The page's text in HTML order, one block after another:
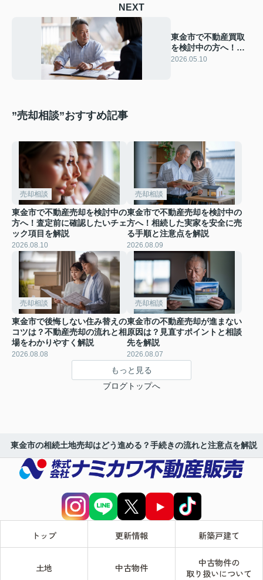
NEXT
東金市で不動産買取
を検討中の方へ！実
績が豊富な会社の選
2026.05.10
”売却相談”おすすめ記事
売却相談
東金市で不動産売却を検討中の
方へ！査定前に確認したいチェ
ック項目を解説
2026.08.10
売却相談
東金市で不動産売却を検討中の
方へ！相続した実家を安全に売
る手順と注意点を解説
2026.08.09
売却相談
東金市で後悔しない住み替えの
コツは？不動産売却の流れと相
場をわかりやすく解説
2026.08.08
売却相談
東金市の不動産売却が進まない
原因は？見直すポイントと相談
先を解説
2026.08.07
もっと見る
ブログトップへ
東金市の相続土地売却はどう進める？手続きの流れと注意点を解説
トップ 更新情報 新築戸建て
土地 中古物件
中古物件の
取り扱いについて